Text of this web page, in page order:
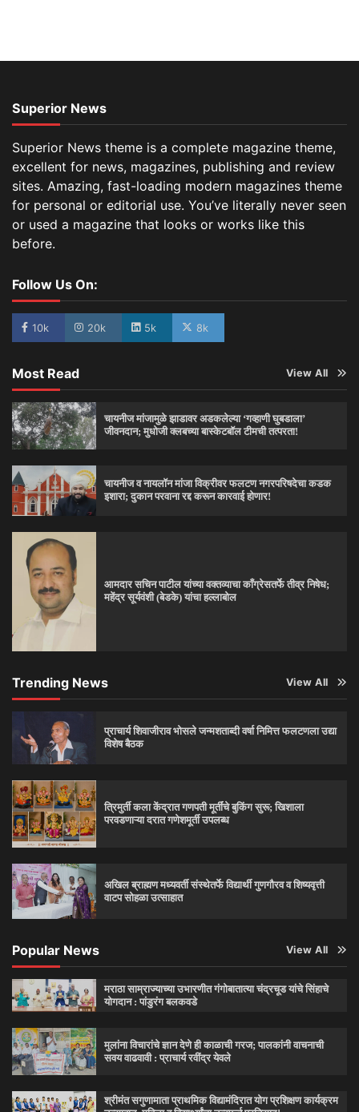
Superior News
Superior News theme is a complete magazine theme,
excellent for news, magazines, publishing and review
sites. Amazing, fast-loading modern magazines theme
for personal or editorial use. You’ve literally never seen
or used a magazine that looks or works like this
before.
Follow Us On:
10k 20k 5k 8k
Most Read View All
चायनीज मांजामुळे झाडावर अडकलेल्या ‘गव्हाणी घुबडाला’
जीवनदान; मुधोजी क्लबच्या बास्केटबॉल टीमची तत्परता!
चायनीज व नायलॉन मांजा विक्रीवर फलटण नगरपरिषदेचा कडक
इशारा; दुकान परवाना रद्द करून कारवाई होणार!
आमदार सचिन पाटील यांच्या वक्तव्याचा काँग्रेसतर्फे तीव्र निषेध;
महेंद्र सूर्यवंशी (बेडके) यांचा हल्लाबोल
Trending News View All
प्राचार्य शिवाजीराव भोसले जन्मशताब्दी वर्षा निमित्त फलटणला उद्या
विशेष बैठक
त्रिमुर्ती कला केंद्रात गणपती मूर्तींचे बुकिंग सुरू; खिशाला
परवडणाऱ्या दरात गणेशमूर्ती उपलब्ध
अखिल ब्राह्मण मध्यवर्ती संस्थेतर्फे विद्यार्थी गुणगौरव व शिष्यवृत्ती
वाटप सोहळा उत्साहात
Popular News View All
मराठा साम्राज्याच्या उभारणीत गंगोबातात्या चंद्रचूड यांचे सिंहाचे
योगदान : पांडुरंग बलकवडे
मुलांना विचारांचे ज्ञान देणे ही काळाची गरज; पालकांनी वाचनाची
सवय वाढवावी : प्राचार्य रवींद्र येवले
श्रीमंत सगुणामाता प्राथमिक विद्यामंदिरात योग प्रशिक्षण कार्यक्रम